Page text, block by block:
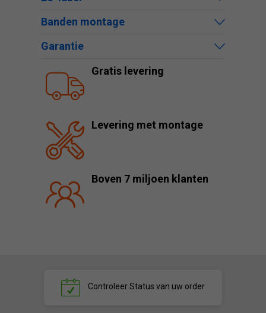
Banden montage
Garantie
Gratis levering
Levering met montage
Boven 7 miljoen klanten
ControleerStatus van uw order